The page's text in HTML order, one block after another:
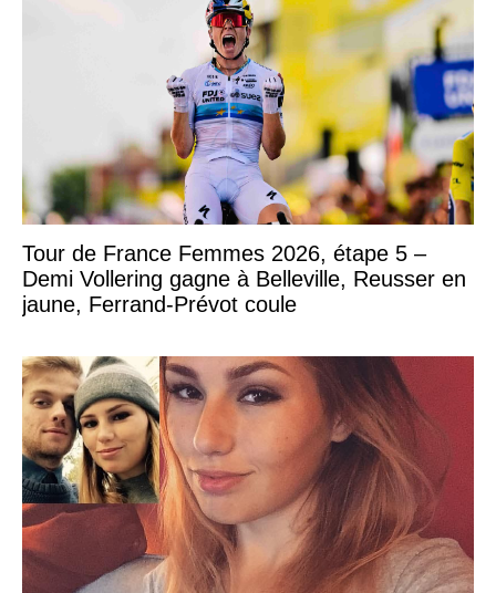
Tour de France Femmes 2026, étape 5 –
Demi Vollering gagne à Belleville, Reusser en
jaune, Ferrand-Prévot coule